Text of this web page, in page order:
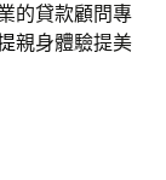
的貸款顧問專
親身體驗提美